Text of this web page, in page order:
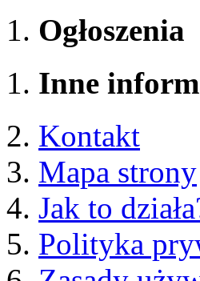
Ogłoszenia
Inne
Kontakt
Mapa strony
Jak to
Polityka